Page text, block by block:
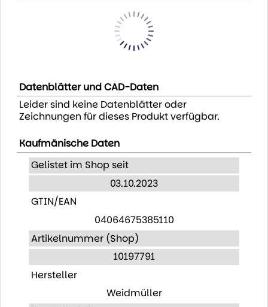
Datenblätter und CAD-Daten
Leider sind keine Datenblätter oder
Zeichnungen für dieses Produkt verfügbar.
Kaufmänische Daten
Gelistet im Shop seit
03.10.2023
GTIN/EAN
04064675385110
Artikelnummer (Shop)
10197791
Hersteller
Weidmüller